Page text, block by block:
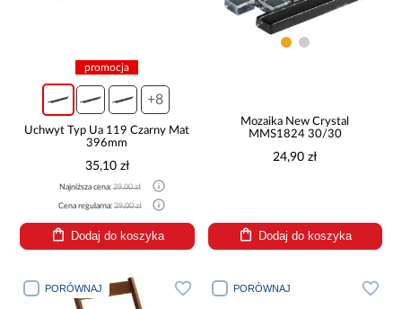
promocja
+8
Uchwyt Typ Ua 119 Czarny Mat
396mm
35,10 zł
Najniższa cena: 39,00 zł
Cena regularna: 39,00 zł
Dodaj do koszyka
Mozaika New Crystal
MMS1824 30/30
24,90 zł
Dodaj do koszyka
PORÓWNAJ PORÓWNAJ